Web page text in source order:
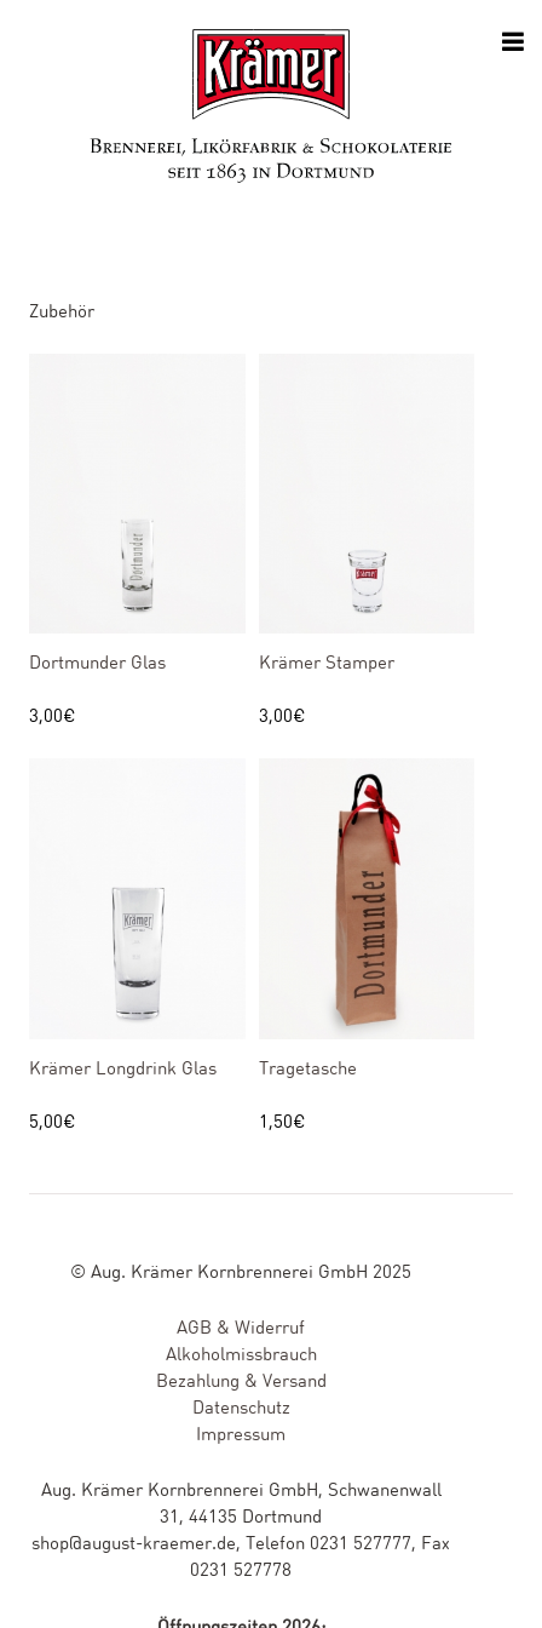
Zubehör
Dortmunder Glas
3,00€
Krämer Stamper
3,00€
Krämer Longdrink Glas
5,00€
Tragetasche
1,50€
© Aug. Krämer Kornbrennerei GmbH 2025
AGB & Widerruf
Alkoholmissbrauch
Bezahlung & Versand
Datenschutz
Impressum
Aug. Krämer Kornbrennerei GmbH, Schwanenwall
31, 44135 Dortmund
shop@august-kraemer.de, Telefon 0231 527777, Fax
0231 527778